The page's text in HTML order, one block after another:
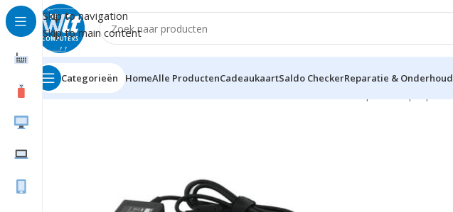
Skip to navigation
Skip to main content
Categorieën HomeAlle ProductenCadeaukaartSaldo CheckerReparatie & Onderhoud
Home Notebook/Tablet Accessoires